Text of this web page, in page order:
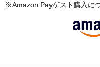
※Amazon Payゲスト購入に